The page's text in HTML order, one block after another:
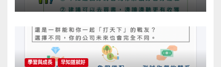
學習與成長 早知道就好